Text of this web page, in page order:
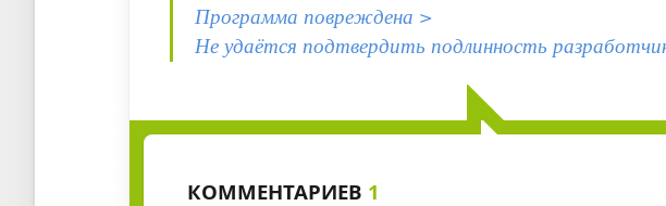
Программа повреждена >
Не удаётся подтвердить подлинность
КОММЕНТАРИЕВ 1